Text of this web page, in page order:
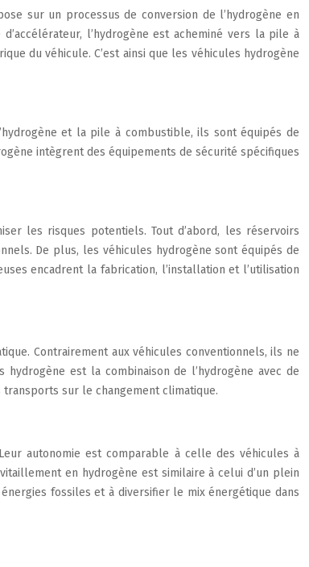
sur un processus de conversion de l’hydrogène en
l’hydrogène est acheminé vers la pile à
du véhicule. C’est ainsi que les véhicules hydrogène
et la pile à combustible, ils sont équipés de
intègrent des équipements de sécurité spécifiques
les risques potentiels. Tout d’abord, les réservoirs
De plus, les véhicules hydrogène sont équipés de
encadrent la fabrication, l’installation et l’utilisation
Contrairement aux véhicules conventionnels, ils ne
est la combinaison de l’hydrogène avec de
transports sur le changement climatique.
autonomie est comparable à celle des véhicules à
en hydrogène est similaire à celui d’un plein
fossiles et à diversifier le mix énergétique dans